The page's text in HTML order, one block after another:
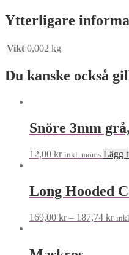
Ytterligare
Vikt 0,002 kg
Du kanske också
Snöre 3mm
12,00 kr inkl. moms Lägg
Long Hooded
169,00 kr– 187,74 kr